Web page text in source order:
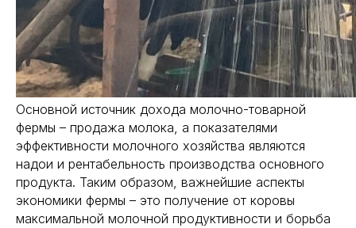
Основной источник дохода молочно-товарной
фермы – продажа молока, а показателями
эффективности молочного хозяйства являются
надои и рентабельность производства основного
продукта. Таким образом, важнейшие аспекты
экономики фермы – это получение от коровы
максимальной молочной продуктивности и борьба